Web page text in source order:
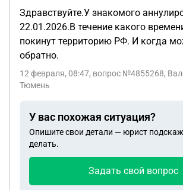
Здравствуйте.У знакомого
22.01.2026.В течение какого
покинут территорию РФ. И когда
обратно.
12 февраля, 08:47, вопрос №4855268,
Тюмень
У вас похожая ситуация?
Опишите свои детали — юрист
делать.
Задать свой вопрос